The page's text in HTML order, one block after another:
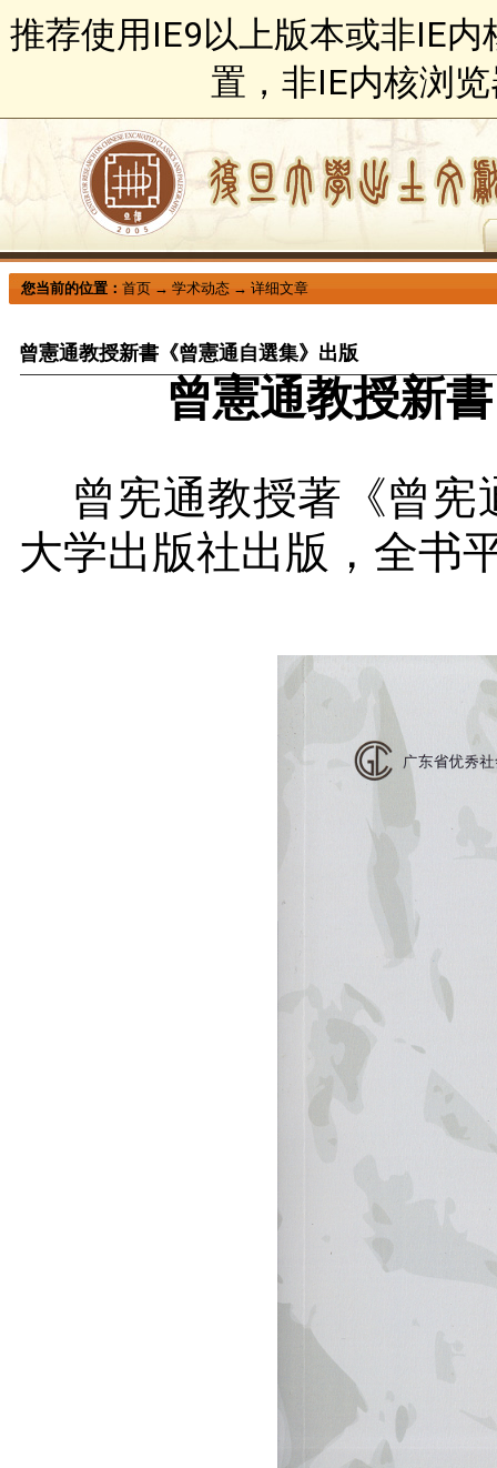
推荐使用IE9以上版本或非IE
置，非IE内核浏
您当前的位置：首页 →学术动态 →详细文章
曾憲通教授新書《曾憲通自選集》出版
曾憲通教授新
曾宪通教授著《曾宪
大学出版社出版，全书